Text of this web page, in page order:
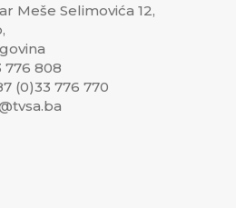
Meše Selimovića 12,
776 808
(0)33 776 770